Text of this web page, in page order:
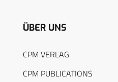
ÜBER UNS
CPM VERLAG
CPM PUBLICATIONS